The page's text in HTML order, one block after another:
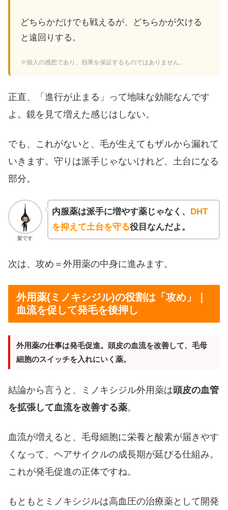
どちらかだけでも戦えるが、どちらかが欠ける
と遠回りする。
※個人の感想であり、効果を保証するものではありません。
正直、「進行が止まる」って地味な効能なんです
よ。鏡を見て増えた感じはしない。
でも、これがないと、毛が生えてもザルから漏れて
いきます。守りは派手じゃないけれど、土台になる
部分。
髪です
内服薬は派手に増やす薬じゃなく、
DHT
を抑えて土台を守る役目なんだよ。
次は、攻め＝外用薬の中身に進みます。
外用薬(ミノキシジル)の役割は「攻め」｜
血流を促して発毛を後押し
外用薬の仕事は発毛促進。頭皮の血流を改善して、毛母
細胞のスイッチを入れにいく薬。
結論から言うと、ミノキシジル外用薬は頭皮の血管
を拡張して血流を改善する薬。
血流が増えると、毛母細胞に栄養と酸素が届きやす
くなって、ヘアサイクルの成長期が延びる仕組み。
これが発毛促進の正体ですね。
もともとミノキシジルは高血圧の治療薬として開発